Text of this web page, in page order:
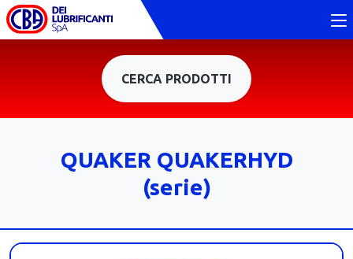
CERCA PRODOTTI
QUAKER QUAKERHYD
(serie)